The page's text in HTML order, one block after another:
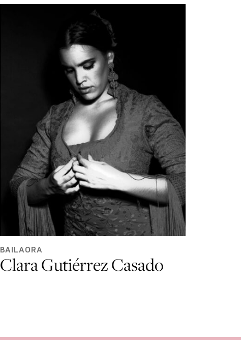
BAILAORA
Clara Gutiérrez Casado